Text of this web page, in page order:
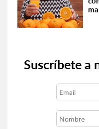
Suscríbete a